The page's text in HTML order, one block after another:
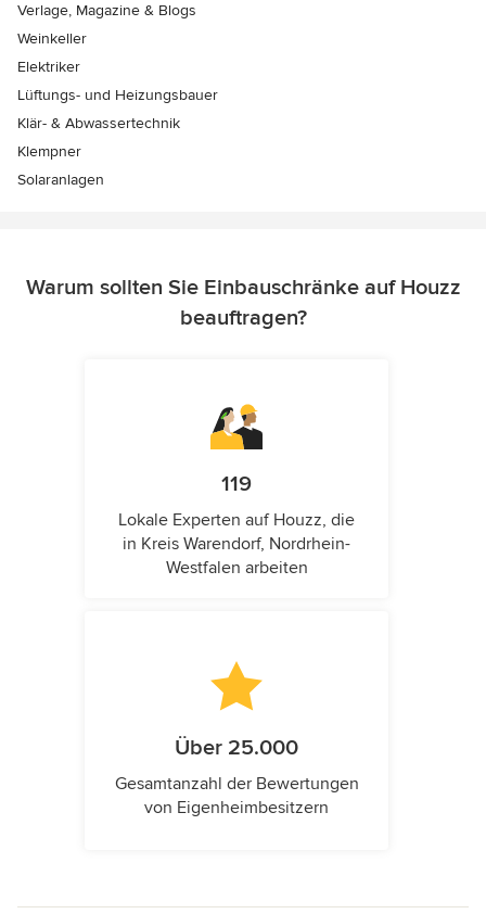
Verlage, Magazine & Blogs
Weinkeller
Elektriker
Lüftungs- und Heizungsbauer
Klär- & Abwassertechnik
Klempner
Solaranlagen
Warum sollten Sie Einbauschränke auf Houzz
beauftragen?
119
Lokale Experten auf Houzz, die
in Kreis Warendorf, Nordrhein-
Westfalen arbeiten
Über 25.000
Gesamtanzahl der Bewertungen
von Eigenheimbesitzern